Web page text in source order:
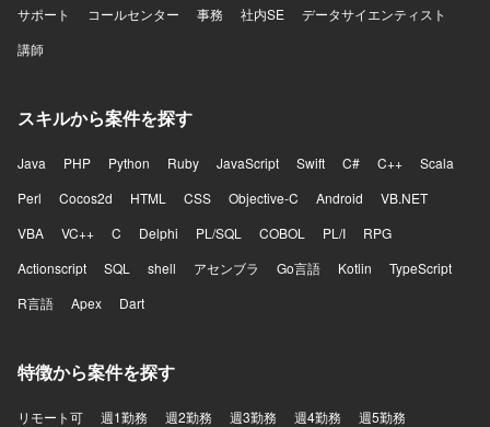
サポート
コールセンター 事務 社内SE
データサイエンティスト
講師
スキルから案件を探す
Java PHP Python Ruby JavaScript Swift C# C++
Scala
Perl
Cocos2d HTML CSS Objective-C Android
VB.NET
VBA
VC++ C Delphi PL/SQL COBOL PL/I
RPG
Actionscript
SQL shell アセンブラ Go言語 Kotlin
TypeScript
R言語
Apex Dart
特徴から案件を探す
リモート可 週1勤務 週2勤務 週3勤務 週4勤務 週5勤務